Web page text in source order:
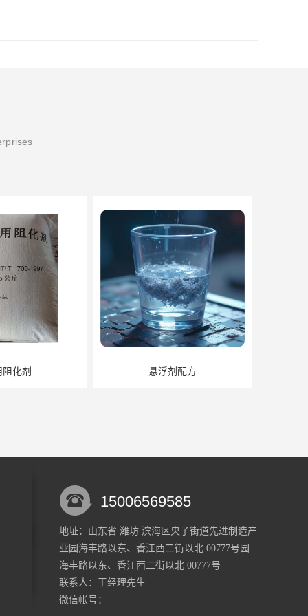
剂配方 煤矿悬浮剂
水性悬浮剂
15006569585
地址：山东省 潍坊 滨海区央子街道先进制造产
业园海丰路以东、香江西二街以北 00777号园
海丰路以东、香江西二街以北 00777号
联系人：王经理先生
微信帐号：